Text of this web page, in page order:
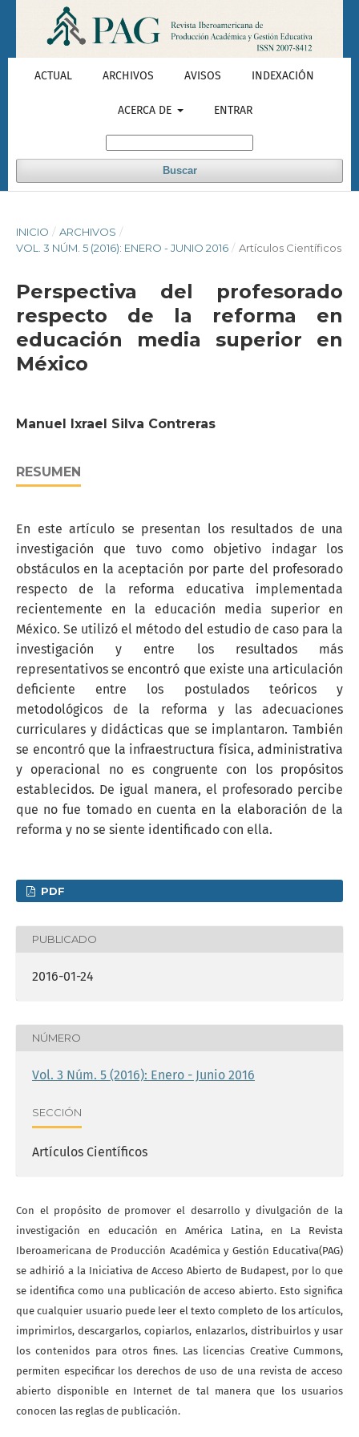
ACTUAL ARCHIVOS AVISOS INDEXACIÓN
ACERCA DE ENTRAR
Buscar
INICIO / ARCHIVOS /
VOL. 3 NÚM. 5 (2016): ENERO - JUNIO 2016 / Artículos Científicos
Perspectiva del profesorado
respecto de la reforma en
educación media superior en
México
Manuel Ixrael Silva Contreras
RESUMEN
En este artículo se presentan los resultados de una
investigación que tuvo como objetivo indagar los
obstáculos en la aceptación por parte del profesorado
respecto de la reforma educativa implementada
recientemente en la educación media superior en
México. Se utilizó el método del estudio de caso para la
investigación y entre los resultados más
representativos se encontró que existe una articulación
deficiente entre los postulados teóricos y
metodológicos de la reforma y las adecuaciones
curriculares y didácticas que se implantaron. También
se encontró que la infraestructura física, administrativa
y operacional no es congruente con los propósitos
establecidos. De igual manera, el profesorado percibe
que no fue tomado en cuenta en la elaboración de la
reforma y no se siente identificado con ella.
PDF
PUBLICADO
2016-01-24
NÚMERO
Vol. 3 Núm. 5 (2016): Enero - Junio 2016
SECCIÓN
Artículos Científicos
Con el propósito de promover el desarrollo y divulgación de la
investigación en educación en América Latina, en La Revista
Iberoamericana de Producción Académica y Gestión Educativa(PAG)
se adhirió a la Iniciativa de Acceso Abierto de Budapest, por lo que
se identifica como una publicación de acceso abierto. Esto significa
que cualquier usuario puede leer el texto completo de los artículos,
imprimirlos, descargarlos, copiarlos, enlazarlos, distribuirlos y usar
los contenidos para otros fines. Las licencias Creative Cummons,
permiten especificar los derechos de uso de una revista de acceso
abierto disponible en Internet de tal manera que los usuarios
conocen las reglas de publicación.